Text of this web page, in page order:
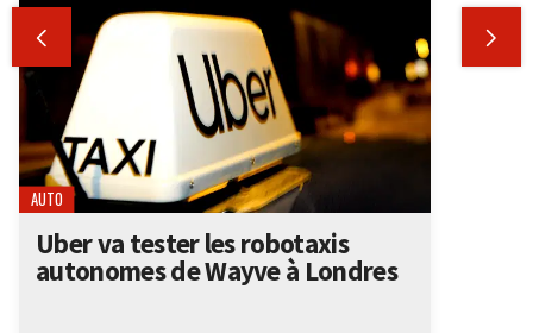
 
AUTO
Uber va tester les robotaxis
autonomes de Wayve à Londres